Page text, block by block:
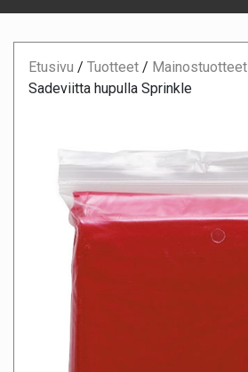
Etusivu / Tuotteet / Mainostuotteet
Sadeviitta hupulla Sprinkle